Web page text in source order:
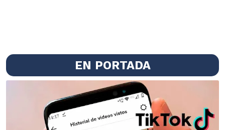
EN PORTADA